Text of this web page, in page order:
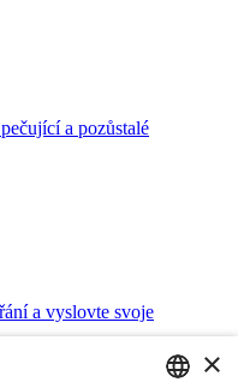
a pozůstalé
a vyslovte svoje
×